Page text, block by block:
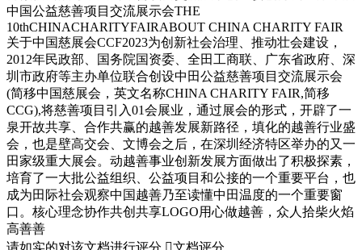
中国公益慈善项目交流展示会THE
10thCHINACHARITYFAIRABOUT CHINA CHARITY FAIR
关于中国慈展会CCF2023为创新社会治理、推动壮会建设，
2012年民政部、国务院国资委、全田工商联、广东省政府、深
圳市政府等主办单位联合创设中田公益慈善项目交流展示会
(简移中国慈展会，英文名称CHINA CHARITY FAIR,简移
CCG),将慈善项目引入01会展业，通过展会的形式，开辟了一
泉开故共享、合作共赢的越善发展新路径，填化的越善行业盛
会，也是壁高交会、文博会之后，在深圳经济特区举办的又一
田家级重大展会。动越善事业创新发展方面做出了积极探素，
培育了一大批公益组织、公益项目和公接的一个重要平台，也
成为田际社会观察中国越善乃至读懂中田温度的一个重要窗
口。核心理念协作共创共享LOGO用心做越善，众人拾柴火焰
高善善
请如实的对该文档进行评分 文档评分